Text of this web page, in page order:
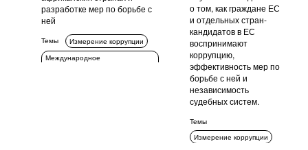
разработке мер по борьбе с
ней
Темы
Измерение коррупции
Международное
о том, как граждане ЕС
и отдельных стран-
кандидатов в ЕС
воспринимают
коррупцию,
эффективность мер по
борьбе с ней и
независимость
судебных систем.
Темы
Измерение коррупции